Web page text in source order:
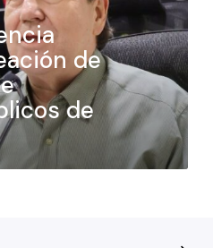
de
de